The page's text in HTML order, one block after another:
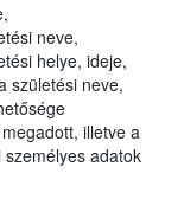
neve,
helye, ideje,
születési neve,
illetve a
adatok